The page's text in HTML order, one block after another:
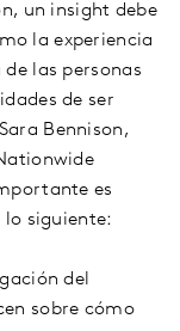
un insight debe
la experiencia
las personas
de ser
Bennison,
es
siguiente:
del
sobre cómo